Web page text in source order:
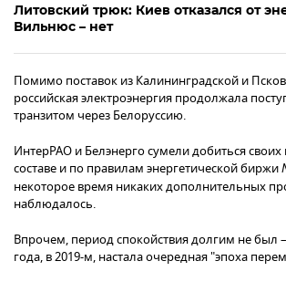
Литовский трюк: Киев отказался от
Вильнюс – нет
Помимо поставок из Калининградской и
российская электроэнергия продолжала
транзитом через Белоруссию.
ИнтерРАО и Белэнерго сумели добиться своих
составе и по правилам энергетической биржи
некоторое время никаких дополнительных
наблюдалось.
Впрочем, период спокойствия долгим не был
года, в 2019-м, настала очередная "эпоха